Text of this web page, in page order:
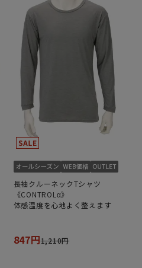
長袖クルーネックTシャツ
《CONTROLα》
体感温度を心地よく整えます
847円1,210円